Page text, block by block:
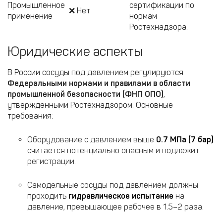
Промышленное
применение
❌ Нет
сертификации по
нормам
Ростехнадзора.
Юридические аспекты
В России сосуды под давлением регулируются
Федеральными нормами и правилами в области
промышленной безопасности (ФНП ОПО),
утвержденными Ростехнадзором. Основные
требования:
Оборудование с давлением выше 0.7 МПа (7 бар)
считается потенциально опасным и подлежит
регистрации.
Самодельные сосуды под давлением должны
проходить гидравлическое испытание на
давление, превышающее рабочее в 1.5–2 раза.